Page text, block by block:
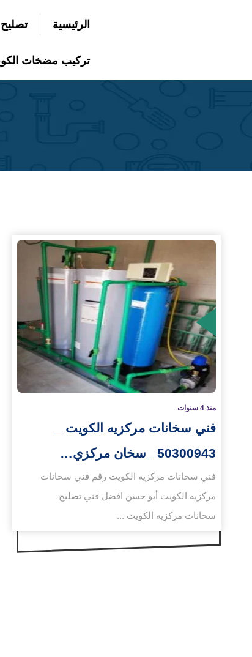
الرئيسية
تركيب مضخات
منذ 4 سنوات
فني سخانات مركزيه الكويت _
50300943 _سخان مركزي…
فني سخانات مركزيه الكويت رقم فني سخانات
مركزيه الكويت أبو حسن افضل فني تصليح
سخانات مركزيه الكويت ...